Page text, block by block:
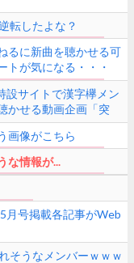
転したよな？
るに新曲を聴かせる可
トが気になる・・・
設サイトで漢字欅メン
かせる動画企画「突
ねる
画像がこちら
な情報が...
月号掲載各記事がWeb
そうなメンバーｗｗｗ